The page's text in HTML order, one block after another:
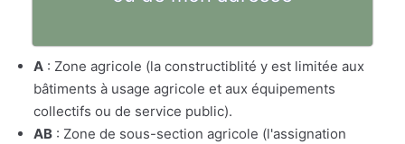
A : Zone agricole (la constructiblité y est limitée aux
bâtiments à usage agricole et aux équipements
collectifs ou de service public).
AB : Zone de sous-section agricole (l'assignation